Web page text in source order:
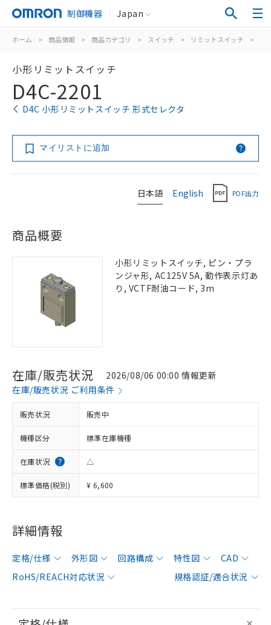
制御機器 Japan
ホーム > 商品情報 > 商品カテゴリ > スイッチ > リミットスイッチ >
小形リミットスイッチ
D4C-2201
D4C 小形リミットスイッチ 形式セレクタ
マイリストに追加
日本語 English PDF出力
商品概要
小形リミットスイッチ, ピン・プラ
ンジャ形, AC125V 5A, 動作表示灯あ
り, VCTF耐油コード, 3m
在庫/販売状況
2026/08/06 00:00 情報更新
在庫/販売状況 ご利用条件
販売状況 販売中
機種区分 標準在庫機種
在庫状況 △
標準価格(税別) ¥ 6,600
詳細情報
定格/仕様 外形図 回路構成 特性図
CAD
RoHS/REACH対応状況
規格認証/適合状況